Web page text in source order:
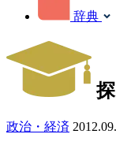
辞典
政治・経済